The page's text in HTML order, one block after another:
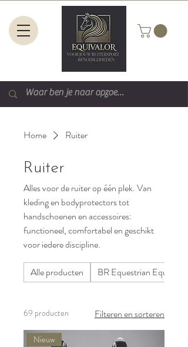
Home Ruiter
Ruiter
Alles voor de ruiter op één plek. Van
kleding en bodyprotectors tot
handschoenen en accessoires:
functioneel, comfortabel en geschikt
voor iedere discipline.
Alle producten BR Equestrian Equipment
69 producten Filteren en sorteren
Nieuw